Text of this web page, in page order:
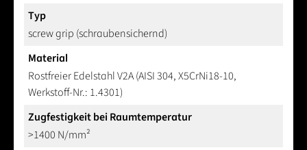
Typ
screw grip (schraubensichernd)
Material
Rostfreier Edelstahl V2A (AISI 304, X5CrNi18-10,
Werkstoff-Nr.: 1.4301)
Zugfestigkeit bei Raumtemperatur
>1400 N/mm²